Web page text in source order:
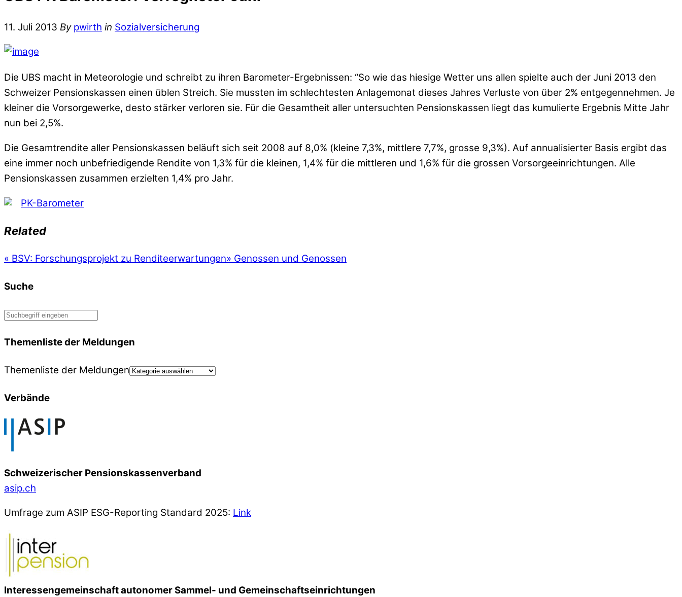
11. Juli 2013 By pwirth in Sozialversicherung
Die UBS macht in Meteorologie und schreibt zu ihren Barometer-Ergebnissen: “So wie das hiesige Wetter uns allen spielte auch der Juni 2013 den
Schweizer Pensionskassen einen üblen Streich. Sie mussten im schlechtesten Anlagemonat dieses Jahres Verluste von über 2% entgegennehmen. Je
kleiner die Vorsorgewerke, desto stärker verloren sie. Für die Gesamtheit aller untersuchten Pensionskassen liegt das kumulierte Ergebnis Mitte Jahr
nun bei 2,5%.
Die Gesamtrendite aller Pensionskassen beläuft sich seit 2008 auf 8,0% (kleine 7,3%, mittlere 7,7%, grosse 9,3%). Auf annualisierter Basis ergibt das
eine immer noch unbefriedigende Rendite von 1,3% für die kleinen, 1,4% für die mittleren und 1,6% für die grossen Vorsorgeeinrichtungen. Alle
Pensionskassen zusammen erzielten 1,4% pro Jahr.
PK-Barometer
Related
« BSV: Forschungsprojekt zu Renditeerwartungen» Genossen und Genossen
Suche
Themenliste der Meldungen
Themenliste der Meldungen
Verbände
Schweizerischer Pensionskassenverband
asip.ch
Umfrage zum ASIP ESG-Reporting Standard 2025: Link
Interessengemeinschaft autonomer Sammel- und Gemeinschafts­einrichtungen